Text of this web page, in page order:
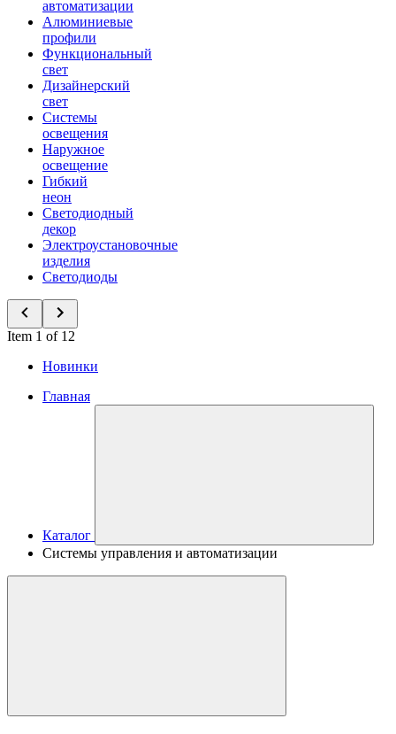
автоматизации
Алюминиевые
профили
Функциональный
свет
Дизайнерский
свет
Системы
освещения
Наружное
освещение
Гибкий
неон
Светодиодный
декор
Электроустановочные
изделия
Светодиоды
Item 1 of 12
Новинки
Главная
Каталог
Системы управления и автоматизации